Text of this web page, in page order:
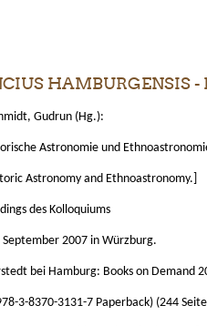
HAMBURGENSIS -
Gudrun (Hg.):
Astronomie und
Astronomy and Ethnoastronomy.]
des Kolloquiums
2007 in Würzburg.
bei Hamburg: Books on Demand
3-8370-3131-7 Paperback) (244